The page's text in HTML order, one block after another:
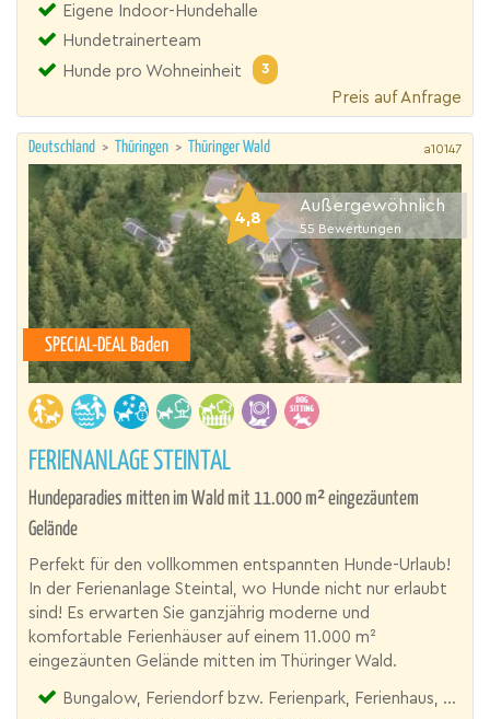
Eigene Indoor-Hundehalle
Hundetrainerteam
Hunde pro Wohneinheit
3
Preis auf Anfrage
Deutschland > Thüringen > Thüringer Wald a10147
4,8
Außergewöhnlich
55 Bewertungen
SPECIAL-DEAL Baden
FERIENANLAGE STEINTAL
Hundeparadies mitten im Wald mit 11.000 m² eingezäuntem
Gelände
Perfekt für den vollkommen entspannten Hunde-Urlaub!
In der Ferienanlage Steintal, wo Hunde nicht nur erlaubt
sind! Es erwarten Sie ganzjährig moderne und
komfortable Ferienhäuser auf einem 11.000 m²
eingezäunten Gelände mitten im Thüringer Wald.
Bungalow, Feriendorf bzw. Ferienpark, Ferienhaus, Ferienhof, Villa